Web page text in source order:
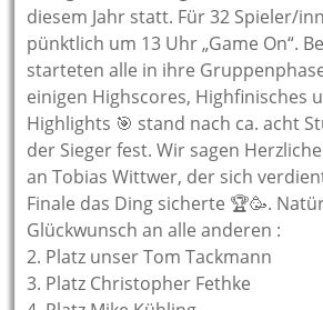
diesem Jahr statt. Für 32 Spieler/
pünktlich um 13 Uhr „Game On“.
starteten alle in ihre
einigen Highscores, Highfinisches
Highlights 🎯 stand nach ca. acht
der Sieger fest. Wir sagen
an Tobias Wittwer, der sich
Finale das Ding sicherte 🏆🥳.
Glückwunsch an alle anderen :
2. Platz unser Tom Tackmann
3. Platz Christopher Fethke